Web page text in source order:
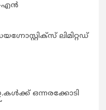
എൻ
ലിമിറ്റഡ്
ഒന്നരക്കോടി